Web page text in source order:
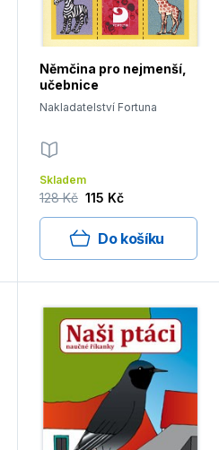
Němčina pro nejmenší,
učebnice
Nakladatelství Fortuna
Skladem
128 Kč 115 Kč
Do košíku